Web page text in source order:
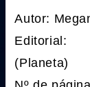
Autor:
(Planeta)